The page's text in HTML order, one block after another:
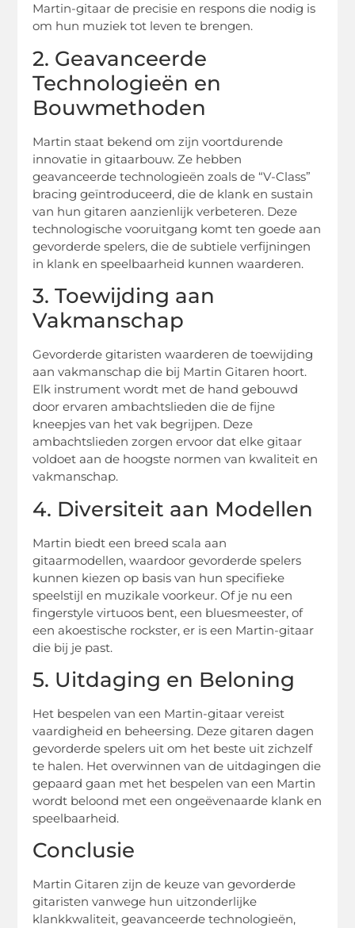
Martin-gitaar de precisie en respons die nodig is
om hun muziek tot leven te brengen.
2. Geavanceerde
Technologieën en
Bouwmethoden
Martin staat bekend om zijn voortdurende
innovatie in gitaarbouw. Ze hebben
geavanceerde technologieën zoals de “V-Class”
bracing geïntroduceerd, die de klank en sustain
van hun gitaren aanzienlijk verbeteren. Deze
technologische vooruitgang komt ten goede aan
gevorderde spelers, die de subtiele verfijningen
in klank en speelbaarheid kunnen waarderen.
3. Toewijding aan
Vakmanschap
Gevorderde gitaristen waarderen de toewijding
aan vakmanschap die bij Martin Gitaren hoort.
Elk instrument wordt met de hand gebouwd
door ervaren ambachtslieden die de fijne
kneepjes van het vak begrijpen. Deze
ambachtslieden zorgen ervoor dat elke gitaar
voldoet aan de hoogste normen van kwaliteit en
vakmanschap.
4. Diversiteit aan Modellen
Martin biedt een breed scala aan
gitaarmodellen, waardoor gevorderde spelers
kunnen kiezen op basis van hun specifieke
speelstijl en muzikale voorkeur. Of je nu een
fingerstyle virtuoos bent, een bluesmeester, of
een akoestische rockster, er is een Martin-gitaar
die bij je past.
5. Uitdaging en Beloning
Het bespelen van een Martin-gitaar vereist
vaardigheid en beheersing. Deze gitaren dagen
gevorderde spelers uit om het beste uit zichzelf
te halen. Het overwinnen van de uitdagingen die
gepaard gaan met het bespelen van een Martin
wordt beloond met een ongeëvenaarde klank en
speelbaarheid.
Conclusie
Martin Gitaren zijn de keuze van gevorderde
gitaristen vanwege hun uitzonderlijke
klankkwaliteit, geavanceerde technologieën,